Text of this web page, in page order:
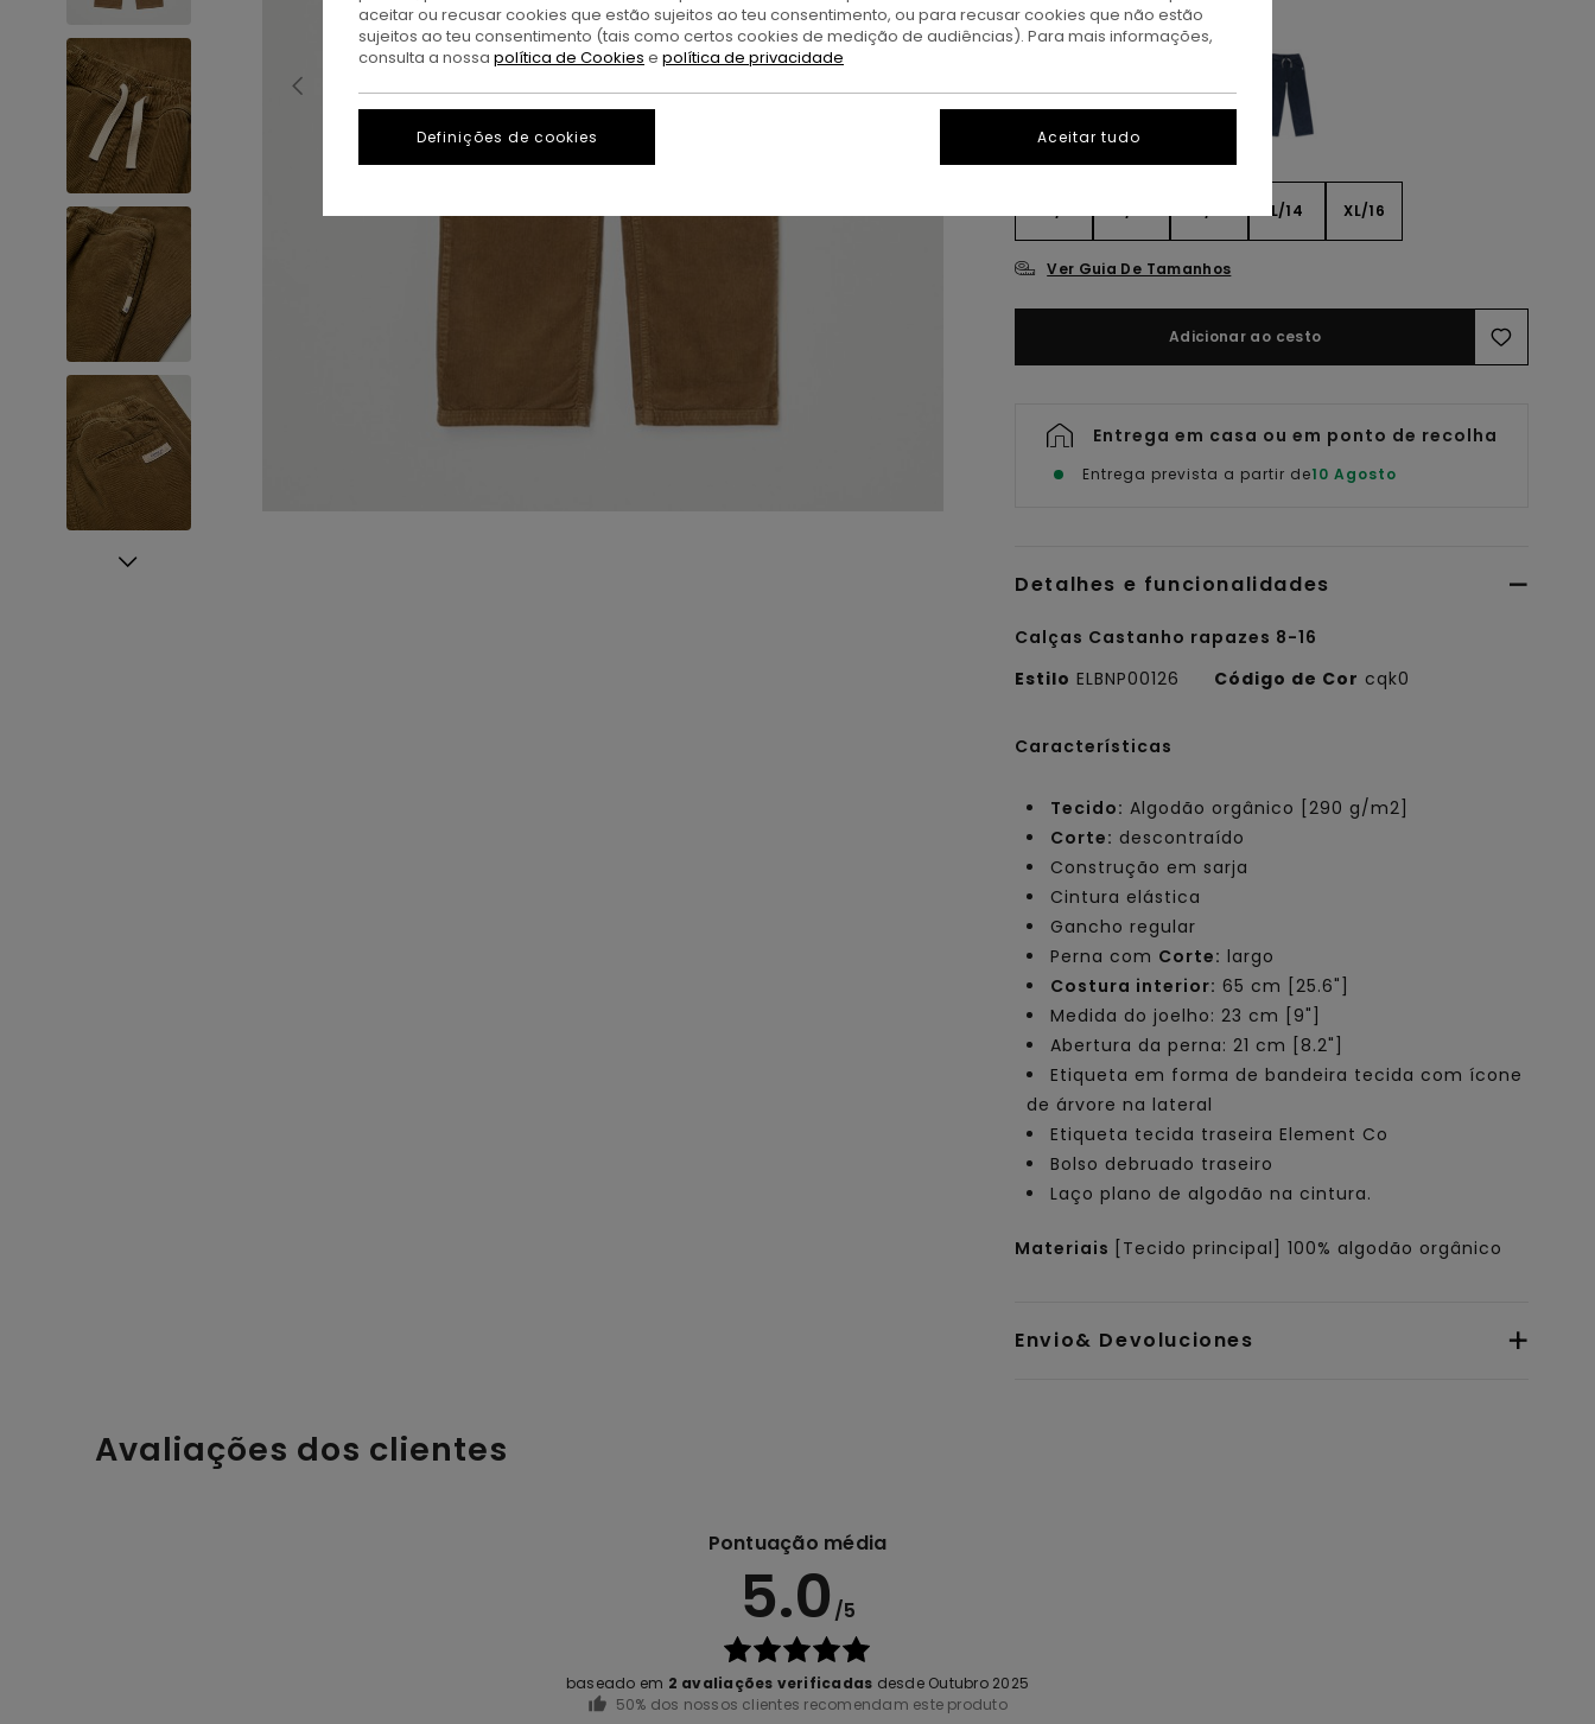
CorSepia
L/14 XL/16
Ver Guia De Tamanhos
Adicionar ao cesto
Entrega em casa ou em ponto de recolha
Entrega prevista a partir de10 Agosto
Detalhes e funcionalidades
Calças Castanho rapazes 8-16
Estilo ELBNP00126 Código de Cor cqk0
Características
Tecido: Algodão orgânico [290 g/m2]
Corte: descontraído
Construção em sarja
Cintura elástica
Gancho regular
Perna com Corte: largo
Costura interior: 65 cm [25.6"]
Medida do joelho: 23 cm [9"]
Abertura da perna: 21 cm [8.2"]
Etiqueta em forma de bandeira tecida com ícone
de árvore na lateral
Etiqueta tecida traseira Element Co
Bolso debruado traseiro
Laço plano de algodão na cintura.
Materiais [Tecido principal] 100% algodão orgânico
Envio& Devoluciones
Avaliações dos clientes
Pontuação média
5.0 /5
baseado em 2 avaliações verificadas desde Outubro 2025
50% dos nossos clientes recomendam este produto
aceitar ou recusar cookies que estão sujeitos ao teu consentimento, ou para recusar cookies que não estão
sujeitos ao teu consentimento (tais como certos cookies de medição de audiências). Para mais informações,
consulta a nossa política de Cookies e política de privacidade
Definições de cookies Aceitar tudo